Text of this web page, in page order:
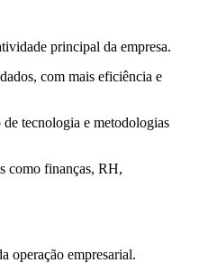
principal da empresa.
com mais eficiência e
de tecnologia e metodologias
como finanças, RH,
operação empresarial.